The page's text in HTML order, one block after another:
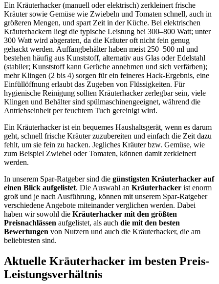
Ein Kräuterhacker (manuell oder elektrisch) zerkleinert frische
Kräuter sowie Gemüse wie Zwiebeln und Tomaten schnell, auch in
größeren Mengen, und spart Zeit in der Küche. Bei elektrischen
Kräuterhackern liegt die typische Leistung bei 300–800 Watt; unter
300 Watt wird abgeraten, da die Kräuter oft nicht fein genug
gehackt werden. Auffangbehälter haben meist 250–500 ml und
bestehen häufig aus Kunststoff, alternativ aus Glas oder Edelstahl
(stabiler; Kunststoff kann Gerüche annehmen und sich verfärben);
mehr Klingen (2 bis 4) sorgen für ein feineres Hack-Ergebnis, eine
Einfüllöffnung erlaubt das Zugeben von Flüssigkeiten. Für
hygienische Reinigung sollten Kräuterhacker zerlegbar sein, viele
Klingen und Behälter sind spülmaschinengeeignet, während die
Antriebseinheit per feuchtem Tuch gereinigt wird.
Ein Kräuterhacker ist ein bequemes Haushaltsgerät, wenn es darum
geht, schnell frische Kräuter zuzubereiten und einfach die Zeit dazu
fehlt, um sie fein zu hacken. Jegliches Kräuter bzw. Gemüse, wie
zum Beispiel Zwiebel oder Tomaten, können damit zerkleinert
werden.
In unserem Spar-Ratgeber sind die günstigsten Kräuterhacker auf
einen Blick aufgelistet. Die Auswahl an Kräuterhacker ist enorm
groß und je nach Ausführung, können mit unserem Spar-Ratgeber
verschiedene Angebote miteinander verglichen werden. Dabei
haben wir sowohl die Kräuterhacker mit den größten
Preisnachlässen aufgelistet, als auch die mit den besten
Bewertungen von Nutzern und auch die Kräuterhacker, die am
beliebtesten sind.
Aktuelle Kräuterhacker im besten Preis-
Leistungsverhältnis